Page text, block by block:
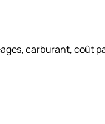
carburant, coût